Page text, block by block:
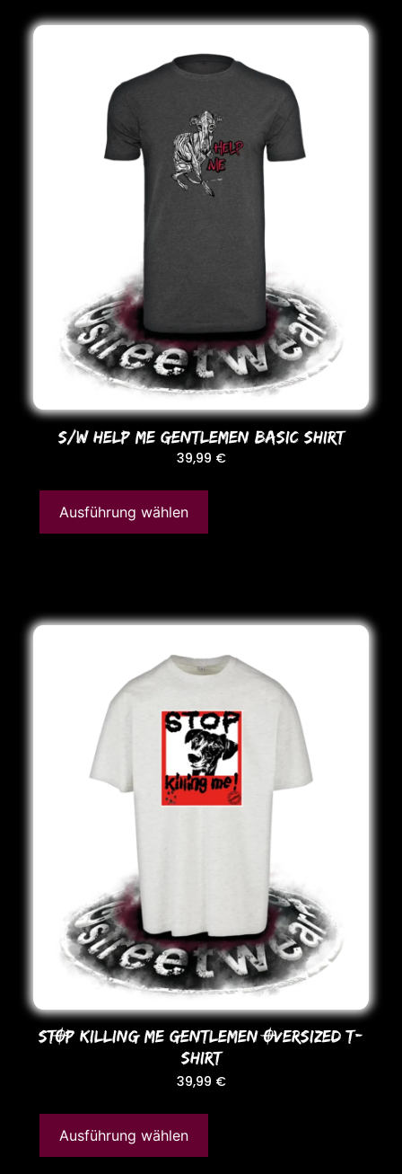
S/W HELP ME GENTLEMEN BASIC SHIRT
39,99 €
Ausführung wählen
STOP KILLING ME GENTLEMEN OVERSIZED T-
SHIRT
39,99 €
Ausführung wählen